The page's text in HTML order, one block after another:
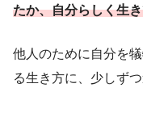
たか、自分らしく生
他人のために自分を
る生き方に、少しず